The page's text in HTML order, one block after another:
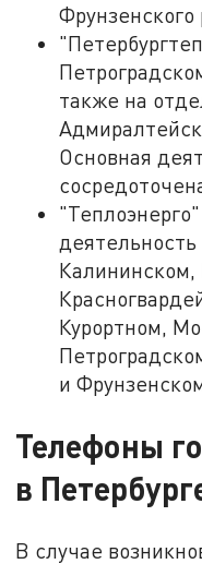
Фрунзенского
также на
Основная
Калининском,
Курортном,
и
Телефоны
в
В случае